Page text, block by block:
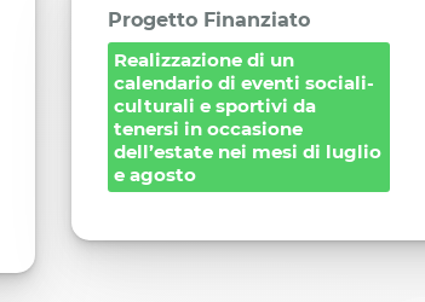
Progetto Finanziato
Realizzazione di un
calendario di eventi sociali-
culturali e sportivi da
tenersi in occasione
dell’estate nei mesi di luglio
e agosto